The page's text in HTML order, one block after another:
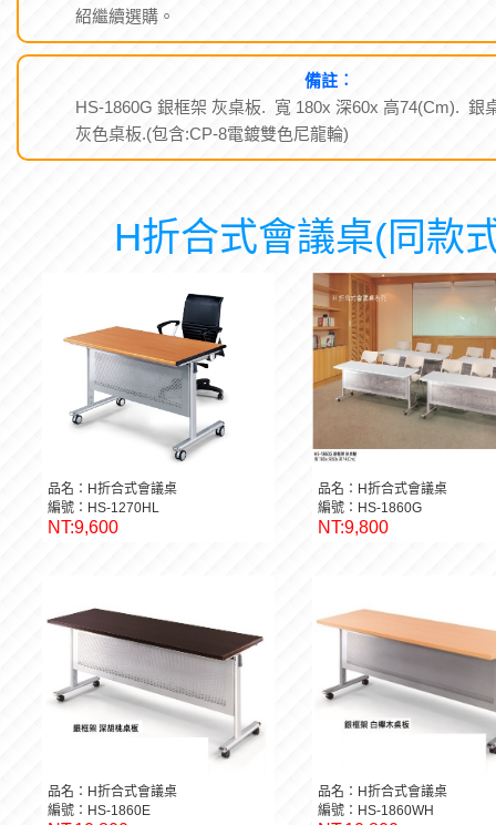
紹繼續選購。
備註︰
HS-1860G 銀框架 灰桌板. 寬 180x 深60x 高74(Cm). 銀
灰色桌板.(包含:CP-8電鍍雙色尼龍輪)
H折合式會議桌(同款
品名：H折合式會議桌
編號：HS-1270HL
NT:9,600
品名：H折合式會議桌
編號：HS-1860G
NT:9,800
品名：H折合式會議桌
編號：HS-1860E
品名：H折合式會議桌
編號：HS-1860WH